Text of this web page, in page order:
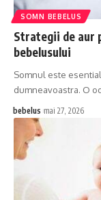
SOMN BEBELUS
Strategii de aur
bebelusului
Somnul este
dumneavoastra. O
bebelus mai 27, 2026